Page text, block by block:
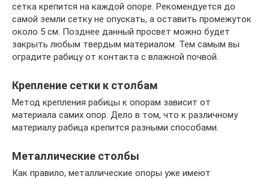
сетка крепится на каждой опоре. Рекомендуется до
самой земли сетку не опускать, а оставить промежуток
около 5 см. Позднее данный просвет можно будет
закрыть любым твердым материалом. Тем самым вы
оградите рабицу от контакта с влажной почвой.
Крепление сетки к столбам
Метод крепления рабицы к опорам зависит от
материала самих опор. Дело в том, что к различному
материалу рабица крепится разными способами.
Металлические столбы
Как правило, металлические опоры уже имеют